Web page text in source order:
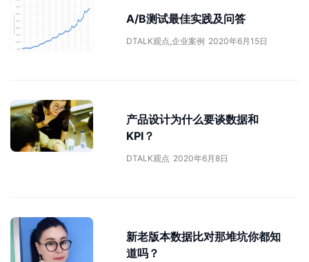
A/B测试最佳实践及问答
DTALK观点,企业案例 2020年6月15日
产品设计为什么要谈数据和
KPI？
DTALK观点 2020年6月8日
新老版本数据比对那堆坑你都知
道吗？